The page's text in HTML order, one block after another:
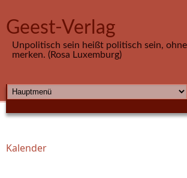
Geest-Verlag
Unpolitisch sein heißt politisch sein, ohne
merken. (Rosa Luxemburg)
HAUPTMENÜ
Sie sind hier
Kalender